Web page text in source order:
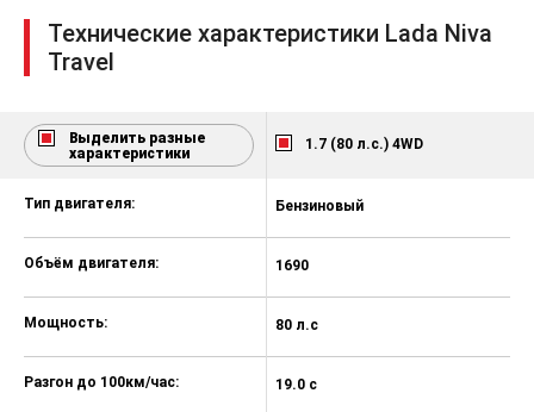
Система экстренного оповещения
«ЭРА-ГЛОНАСС»
электронным распределением
тормозных сил (ABS, EBD)
Заднее сиденье с раскладной
Обивка сидений ткань. Цвет
Розетки 12V, USB
Гидроусилитель рулевого
управления
Технические характеристики Lada Niva
Travel
Выделить разные
характеристики
1.7 (80 л.с.) 4WD
Тип двигателя:
Объём двигателя:
Мощность:
Разгон до 100км/час:
Бензиновый
1690
80 л.с
19.0 с